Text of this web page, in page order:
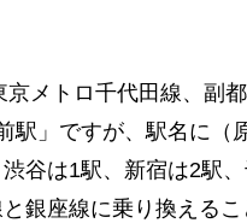
メトロ千代田線、副
駅」ですが、駅名に（
谷は1駅、新宿は2駅
銀座線に乗り換えるこ